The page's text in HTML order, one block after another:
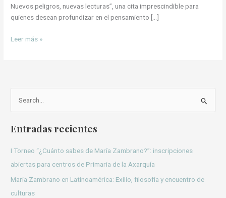
Nuevos peligros, nuevas lecturas”, una cita imprescindible para
quienes desean profundizar en el pensamiento […]
Leer más »
s
p
Entradas recientes
I Torneo “¿Cuánto sabes de María Zambrano?”: inscripciones
abiertas para centros de Primaria de la Axarquía
María Zambrano en Latinoamérica: Exilio, filosofía y encuentro de
culturas